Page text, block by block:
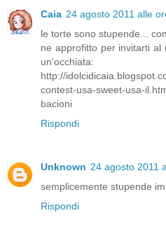
Caia 24 agosto 2011 alle
le torte sono stupende...
ne approfitto per invitarti
un'occhiata:
http://
contest-usa-sweet-usa-
bacioni
Rispondi
Unknown 24 agosto 2011
semplicemente stupende
Rispondi